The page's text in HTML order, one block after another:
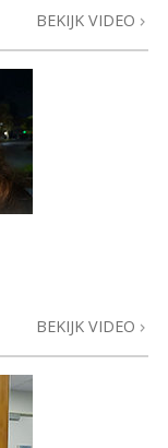
BEKIJK VIDEO
BEKIJK VIDEO